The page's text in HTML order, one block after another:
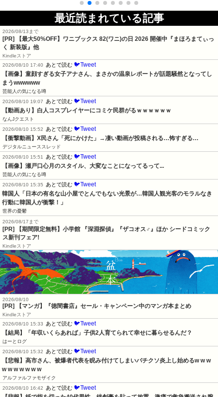
最近読まれている記事
2026/08/13まで
[PR]
【最大50%OFF】ワニブックス 82(ワニ)の日 2026 開催中『まほろまてぃっ
く 新装版』他
Kindleストア
2026/08/10 17:40
あとで読む 🐦Tweet
【画像】童顔すぎる女子アナさん、まさかの温泉レポートが話題騒然となってし
まうwwwwww
芸能人の気になる噂
2026/08/10 19:07
あとで読む 🐦Tweet
【動画あり】白人コスプレイヤーにコミケ民群がるｗｗｗｗｗｗ
なんJクエスト
2026/08/10 15:52
あとで読む 🐦Tweet
【衝撃動画】X民さん「死にかけた」→凄い動画が投稿される…怖すぎる…
デジタルニューススレッド
2026/08/10 15:51
あとで読む 🐦Tweet
【画像】瀬戸口心月のスタイル、大変なことになってるって...
芸能人の気になる噂
2026/08/10 15:35
あとで読む 🐦Tweet
韓国人「日本の有名な山小屋でとんでもない光景が…韓国人観光客のモラルなき
行動に韓国人が衝撃！」
世界の憂鬱
2026/08/17まで
[PR] 【期間限定無料】小学館 『深淵探偵』『ザコオス♂』ほか シードコミック
ス新刊フェア!
Kindleストア
2026/08/10
[PR] 【マンガ】『徳間書店』セール・キャンペーン中のマンガ本まとめ
Kindleストア
2026/08/10 15:33
あとで読む 🐦Tweet
【結局】「年収いくらあれば」子供2人育てられて幸せに暮らせるんだ？
はーとログ
2026/08/10 15:32
あとで読む 🐦Tweet
【悲報】高市さん、被爆者代表を睨み付けてしまいバチクソ炎上し始めるw w w
w w w w w w w
アルファルファモザイク
2026/08/10 16:42
あとで読む 🐦Tweet